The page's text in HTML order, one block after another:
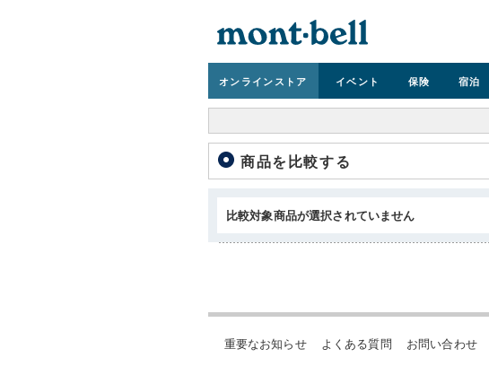
オンラインストア イベント 保険 宿泊
商品を比較する
比較対象商品が選択されていません
重要なお知らせ よくある質問 お問い合わせ